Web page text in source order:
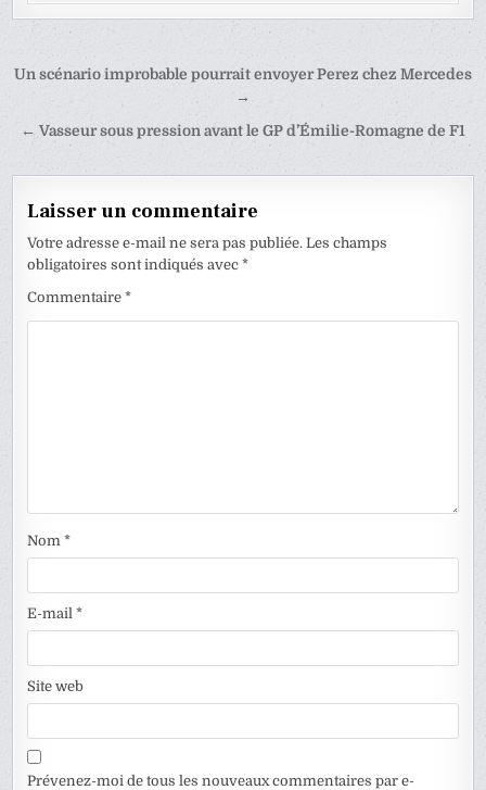
Navigation
l’article
Un scénario improbable pourrait envoyer Perez chez Mercedes
→
← Vasseur sous pression avant le GP d’Émilie-Romagne de F1
Laisser un commentaire
Votre adresse e-mail ne sera pas publiée. Les champs
obligatoires sont indiqués avec*
Commentaire*
Nom*
E-mail*
Site web
Prévenez-moi de tous les nouveaux commentaires par e-